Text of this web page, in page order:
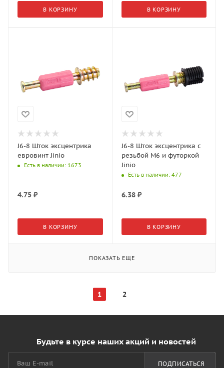
В КОРЗИНУ В КОРЗИНУ
J6-8 Шток эксцентрика
евровинт Jinio
Есть в наличии: 1673
4.75 ₽
В КОРЗИНУ
J6-8 Шток эксцентрика с
резьбой M6 и футоркой
Jinio
Есть в наличии: 477
6.38₽
В КОРЗИНУ
ПОКАЗАТЬ ЕЩЕ
1 2
Будьте в курсе наших акций и новостей
ПОДПИСАТЬСЯ